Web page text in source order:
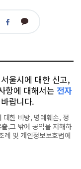
페 카
울시에 대한 신고,
항에 대해서는 전자
랍니다.
한 비방, 명예훼손, 정
,그 밖에 공익을 저해하
례 및 개인정보보호법에